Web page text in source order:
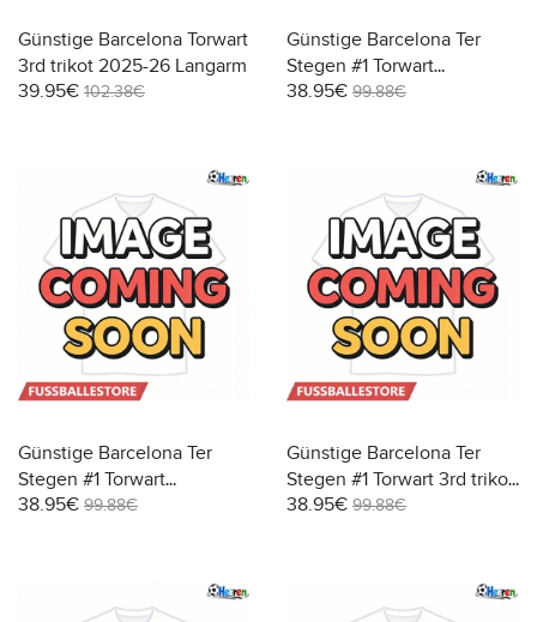
Günstige Barcelona Torwart
3rd trikot 2025-26 Langarm
39.95€ 102.38€
Günstige Barcelona Ter
Stegen #1 Torwart
Heimtrikot 2025-26
38.95€ 99.88€
Günstige Barcelona Ter
Stegen #1 Torwart
Auswärtstrikot 2025-26
38.95€ 99.88€
Günstige Barcelona Ter
Stegen #1 Torwart 3rd trikot
2025-26 Kurzarm
38.95€ 99.88€